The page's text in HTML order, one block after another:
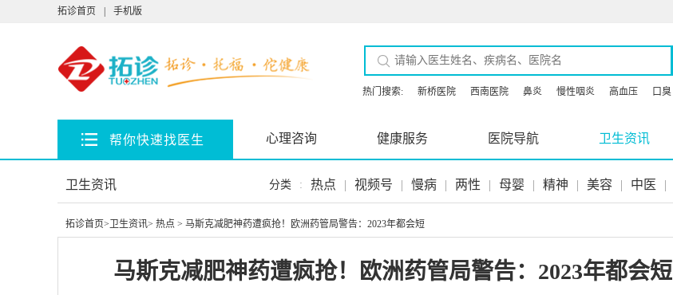
拓诊首页 手机版
热门搜索: 新桥医院 西南医院 鼻炎 慢性咽炎 高血压 口臭
帮你快速找医生 心理咨询 健康服务 医院导航 卫生资讯
卫生资讯 分类 : 热点 | 视频号 | 慢病 | 两性 | 母婴 | 精神 | 美容 | 中医 |
拓诊首页> 卫生资讯> 热点 > 马斯克减肥神药遭疯抢！欧洲药管局警告：2023年都会短
马斯克减肥神药遭疯抢！欧洲药管局警告：2023年都会短